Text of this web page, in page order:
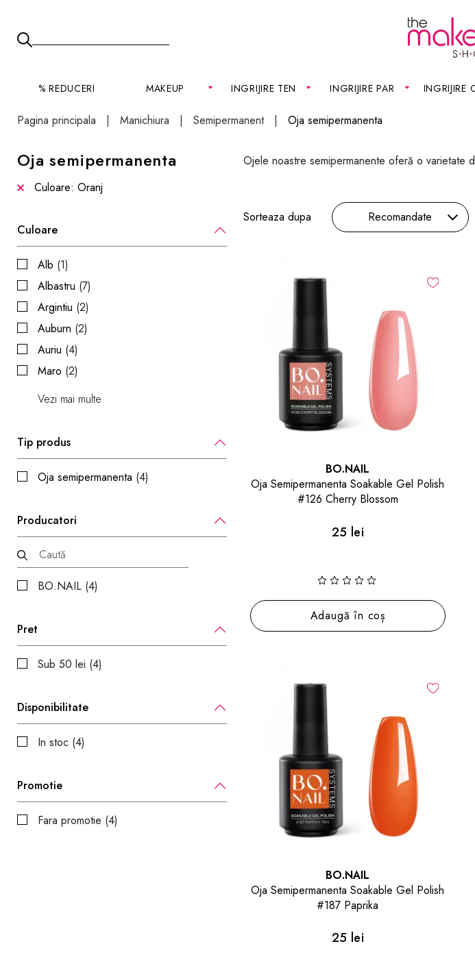
% REDUCERI MAKEUP INGRIJIRE TEN INGRIJIRE PAR INGRIJIRE
Pagina principala Manichiura Semipermanent Oja semipermanenta
Oja semipermanenta
Culoare: Oranj
Culoare
Alb (1)
Albastru (7)
Argintiu (2)
Auburn (2)
Auriu (4)
Maro (2)
Vezi mai multe
Tip produs
Oja semipermanenta (4)
Producatori
BO.NAIL (4)
Pret
Sub 50 lei (4)
Disponibilitate
In stoc (4)
Promotie
Fara promotie (4)
Ojele noastre semipermanente oferă o varietate
Sorteaza dupa Recomandate
BO.NAIL
Oja Semipermanenta Soakable Gel Polish
#126 Cherry Blossom
25 lei
Adaugă în coș
BO.NAIL
Oja Semipermanenta Soakable Gel Polish
#187 Paprika
25 lei